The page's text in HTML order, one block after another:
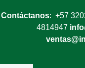
Contáctanos: +57
4814947